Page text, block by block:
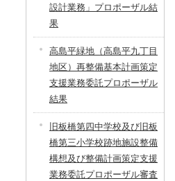
設計業務」プロポーザル結
果
高島平緑地（高島平九丁目
地区）再整備基本計画策定
支援業務委託プロポーザル
結果
旧板橋第四中学校及び旧板
橋第三小学校跡地施設整備
構想及び整備計画策定支援
業務委託プロポーザル審査